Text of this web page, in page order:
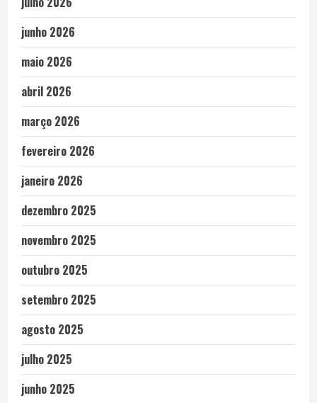
junho 2026
maio 2026
abril 2026
março 2026
fevereiro 2026
janeiro 2026
dezembro 2025
novembro 2025
outubro 2025
setembro 2025
agosto 2025
julho 2025
junho 2025